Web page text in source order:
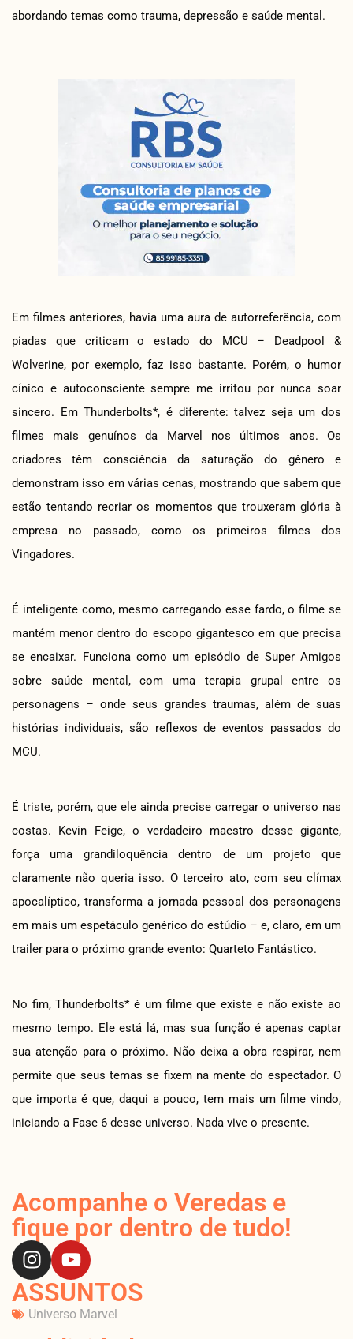
abordando temas como trauma, depressão e saúde mental.
Em filmes anteriores, havia uma aura de autorreferência, com
piadas que criticam o estado do MCU – Deadpool &
Wolverine, por exemplo, faz isso bastante. Porém, o humor
cínico e autoconsciente sempre me irritou por nunca soar
sincero. Em Thunderbolts*, é diferente: talvez seja um dos
filmes mais genuínos da Marvel nos últimos anos. Os
criadores têm consciência da saturação do gênero e
demonstram isso em várias cenas, mostrando que sabem que
estão tentando recriar os momentos que trouxeram glória à
empresa no passado, como os primeiros filmes dos
Vingadores.
É inteligente como, mesmo carregando esse fardo, o filme se
mantém menor dentro do escopo gigantesco em que precisa
se encaixar. Funciona como um episódio de Super Amigos
sobre saúde mental, com uma terapia grupal entre os
personagens – onde seus grandes traumas, além de suas
histórias individuais, são reflexos de eventos passados do
MCU.
É triste, porém, que ele ainda precise carregar o universo nas
costas. Kevin Feige, o verdadeiro maestro desse gigante,
força uma grandiloquência dentro de um projeto que
claramente não queria isso. O terceiro ato, com seu clímax
apocalíptico, transforma a jornada pessoal dos personagens
em mais um espetáculo genérico do estúdio – e, claro, em um
trailer para o próximo grande evento: Quarteto Fantástico.
No fim, Thunderbolts* é um filme que existe e não existe ao
mesmo tempo. Ele está lá, mas sua função é apenas captar
sua atenção para o próximo. Não deixa a obra respirar, nem
permite que seus temas se fixem na mente do espectador. O
que importa é que, daqui a pouco, tem mais um filme vindo,
iniciando a Fase 6 desse universo. Nada vive o presente.
Acompanhe o Veredas e
fique por dentro de tudo!
ASSUNTOS
Universo Marvel